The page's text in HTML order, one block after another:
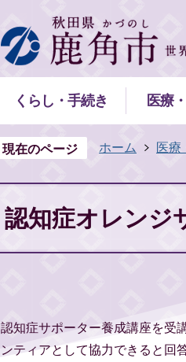
くらし・手続き 医療
現在のページ ホーム 医療
認知症オレンジ
認知症サポーター養成講座を受
ンティアとして協力できると回